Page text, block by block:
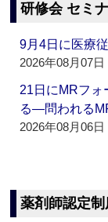
研修会 セミ
9月4日に医療
2026年08月07日
21日にMRフォ
る―問われる
2026年08月06日
薬剤師認定